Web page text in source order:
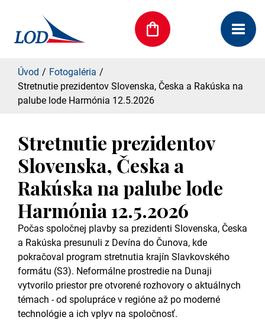
Úvod
Fotogaléria
Stretnutie prezidentov Slovenska, Česka a Rakúska na
palube lode Harmónia 12.5.2026
Stretnutie prezidentov
Slovenska, Česka a
Rakúska na palube lode
Harmónia 12.5.2026
Počas spoločnej plavby sa prezidenti Slovenska, Česka
a Rakúska presunuli z Devína do Čunova, kde
pokračoval program stretnutia krajín Slavkovského
formátu (S3). Neformálne prostredie na Dunaji
vytvorilo priestor pre otvorené rozhovory o aktuálnych
témach - od spolupráce v regióne až po moderné
technológie a ich vplyv na spoločnosť.